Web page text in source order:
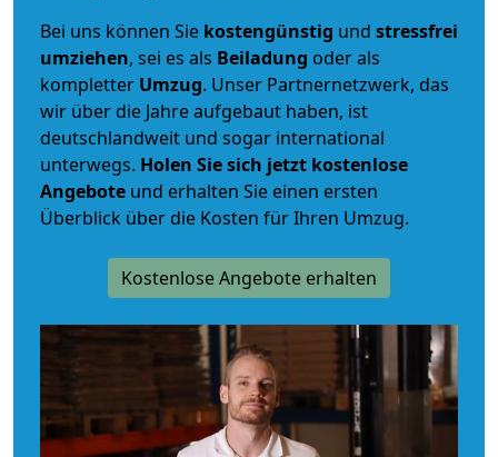
Bei uns können Sie kostengünstig und stressfrei
umziehen, sei es als Beiladung oder als
kompletter Umzug. Unser Partnernetzwerk, das
wir über die Jahre aufgebaut haben, ist
deutschlandweit und sogar international
unterwegs. Holen Sie sich jetzt kostenlose
Angebote und erhalten Sie einen ersten
Überblick über die Kosten für Ihren Umzug.
Kostenlose Angebote erhalten